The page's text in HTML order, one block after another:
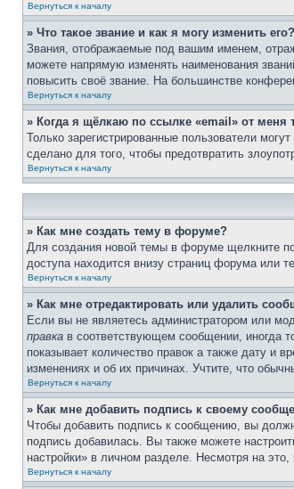
Вернуться к началу
» Что такое звание и как я могу изменить его?
Звания, отображаемые под вашим именем,
можете напрямую изменять наименования
повысить своё звание. На большинстве
Вернуться к началу
» Когда я щёлкаю по ссылке «email» от меня
Только зарегистрированные пользователи
сделано для того, чтобы предотвратить
Вернуться к началу
» Как мне создать тему в форуме?
Для создания новой темы в форуме щелкните
доступа находится внизу страниц форума или
Вернуться к началу
» Как мне отредактировать или удалить
Если вы не являетесь администратором или
правка в соответствующем сообщении, иногда
показывает количество правок а также дату и
изменениях и об их причинах. Учтите, что
Вернуться к началу
» Как мне добавить подпись к своему
Чтобы добавить подпись к сообщению, вы
подпись добавилась. Вы также можете
настройки» в личном разделе. Несмотря на
Вернуться к началу